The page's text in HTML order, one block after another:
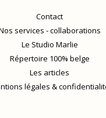
Contact
services - collaborations
Le Studio Marlie
Répertoire 100% belge
Les articles
légales &